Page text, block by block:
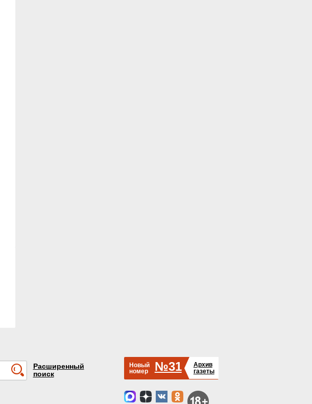
Расширенный
поиск
Новый
номер
№31
Архив
газеты